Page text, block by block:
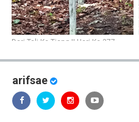
Dari Tali Ke Tiang || Hari Ke-377
arifsae